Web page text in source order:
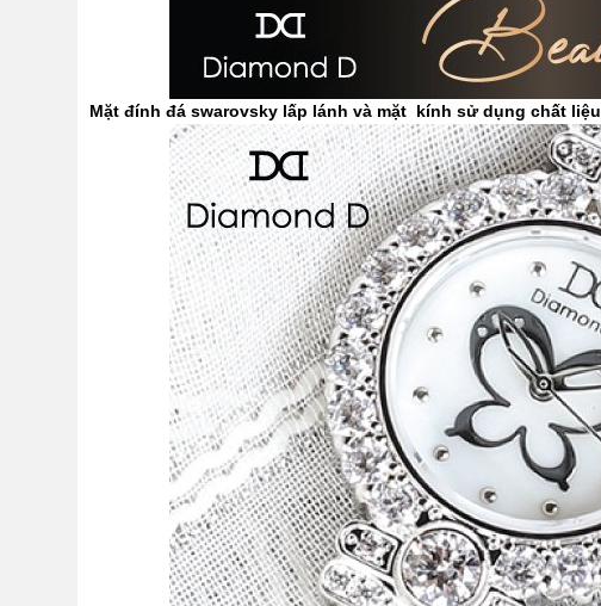
Mặt đính đá swarovsky lấp lánh và mặt ​ kính sử dụng chất